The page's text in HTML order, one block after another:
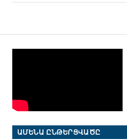
ԱՄԵՆԱ ԸՆԹԵՐՑՎԱԾԸ